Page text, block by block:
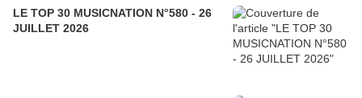
LE TOP 30 MUSICNATION N°580 - 26
JUILLET 2026